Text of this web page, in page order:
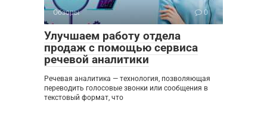
Обзоры 0
Улучшаем работу отдела
продаж с помощью сервиса
речевой аналитики
Речевая аналитика — технология, позволяющая
переводить голосовые звонки или сообщения в
текстовый формат, что